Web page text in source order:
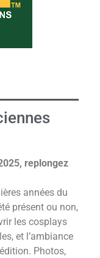
replongez
années du
présent ou non,
les cosplays
et l’ambiance
Photos,